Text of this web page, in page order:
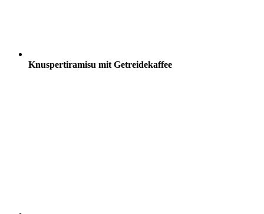
Knuspertiramisu mit Getreidekaffee